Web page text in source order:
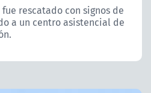
rescatado con signos de
a un centro asistencial de